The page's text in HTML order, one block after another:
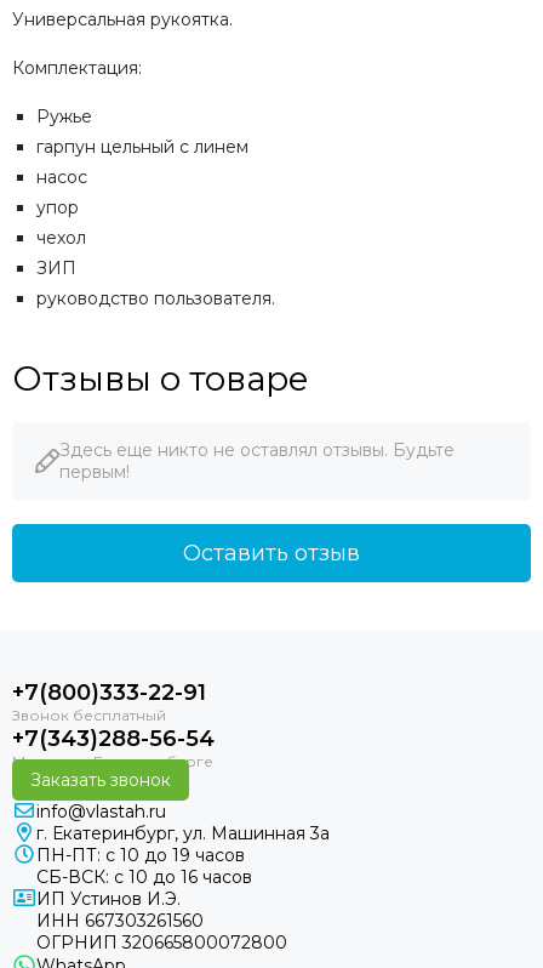
Универсальная рукоятка.
Комплектация:
Ружье
гарпун цельный с линем
насос
упор
чехол
ЗИП
руководство пользователя.
Отзывы о товаре
Здесь еще никто не оставлял отзывы. Будьте
первым!
Оставить отзыв
+7(800)333-22-91
+7(343)288-56-54
Заказать звонок
info@vlastah.ru
г. Екатеринбург, ул. Машинная 3а
ПН-ПТ: с 10 до 19 часов
СБ-ВСК: с 10 до 16 часов
ИП Устинов И.Э.
ИНН 667303261560
ОГРНИП 320665800072800